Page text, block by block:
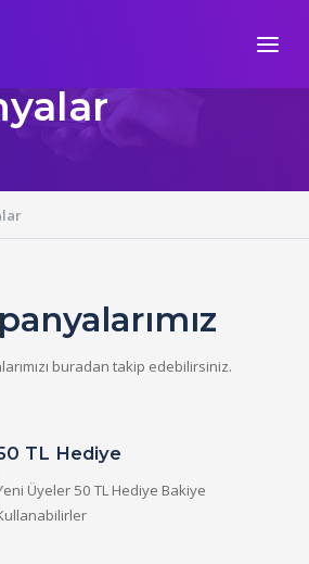
buradan takip edebilirsiniz.
TL Hediye
Üyeler 50 TL Hediye Bakiye